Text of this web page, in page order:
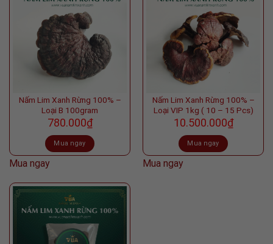
Nấm Lim Xanh Rừng 100% –
Loại B 100gram
780.000₫
Mua ngay
Mua ngay
Nấm Lim Xanh Rừng 100% –
Loại VIP 1kg ( 10 – 15 Pcs)
10.500.000₫
Mua ngay
Mua ngay